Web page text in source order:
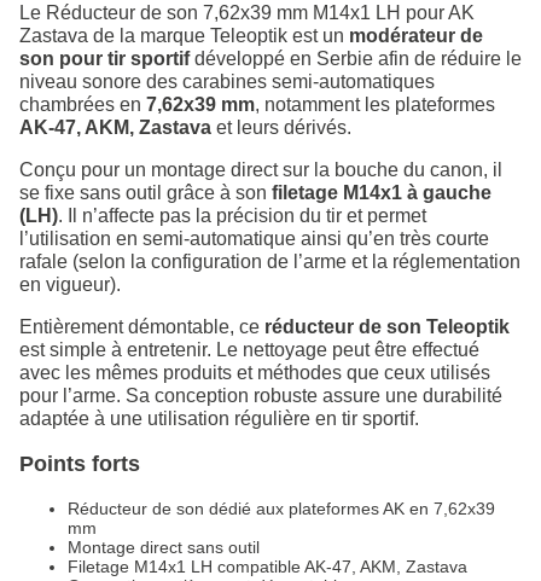
Le Réducteur de son 7,62x39 mm M14x1 LH pour AK
Zastava de la marque Teleoptik est un modérateur de
son pour tir sportifdéveloppé en Serbie afin de réduire le
niveau sonore des carabines semi-automatiques
chambrées en 7,62x39 mm, notamment les plateformes
AK-47, AKM, Zastava et leurs dérivés.
Conçu pour un montage direct sur la bouche du canon, il
se fixe sans outil grâce à son filetage M14x1 à gauche
(LH). Il n’affecte pas la précision du tir et permet
l’utilisation en semi-automatique ainsi qu’en très courte
rafale (selon la configuration de l’arme et la réglementation
en vigueur).
Entièrement démontable, ce réducteur de son Teleoptik
est simple à entretenir. Le nettoyage peut être effectué
avec les mêmes produits et méthodes que ceux utilisés
pour l’arme. Sa conception robuste assure une durabilité
adaptée à une utilisation régulière en tir sportif.
Points forts
Réducteur de son dédié aux plateformes AK en 7,62x39
mm
Montage direct sans outil
Filetage M14x1 LH compatible AK-47, AKM, Zastava